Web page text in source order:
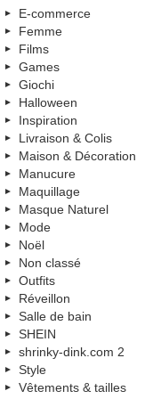
E-commerce
Femme
Films
Games
Giochi
Halloween
Inspiration
Livraison & Colis
Maison & Décoration
Manucure
Maquillage
Masque Naturel
Mode
Noël
Non classé
Outfits
Réveillon
Salle de bain
SHEIN
shrinky-dink.com 2
Style
Vêtements & tailles